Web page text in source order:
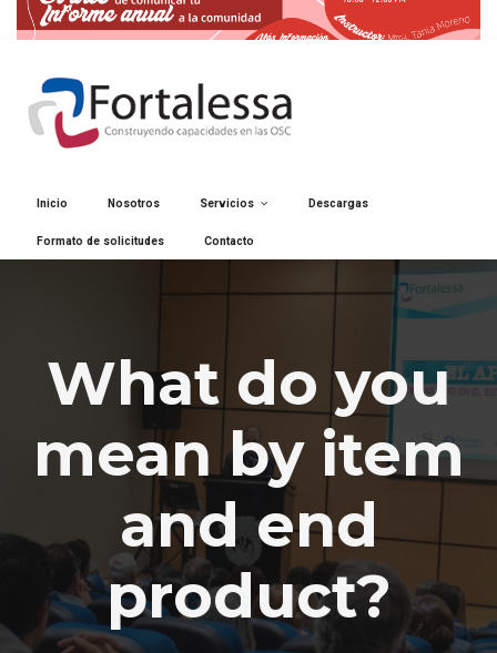
Inicio Nosotros Servicios Descargas
Formato de solicitudes Contacto
What do you
mean by item
and end
product?